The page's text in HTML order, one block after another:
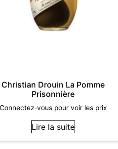
Christian Drouin La Pomme
Prisonnière
Connectez-vous pour voir les prix
Lire la suite